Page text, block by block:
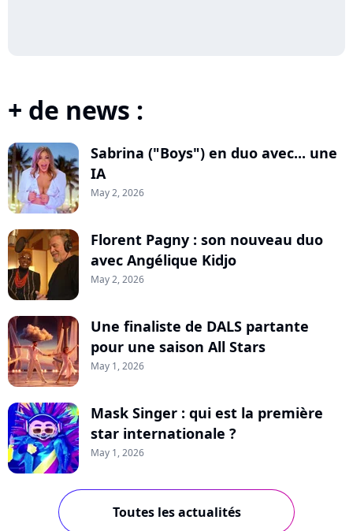
+ de news :
Sabrina ("Boys") en duo avec... une
IA
May 2, 2026
Florent Pagny : son nouveau duo
avec Angélique Kidjo
May 2, 2026
Une finaliste de DALS partante
pour une saison All Stars
May 1, 2026
Mask Singer : qui est la première
star internationale ?
May 1, 2026
Toutes les actualités